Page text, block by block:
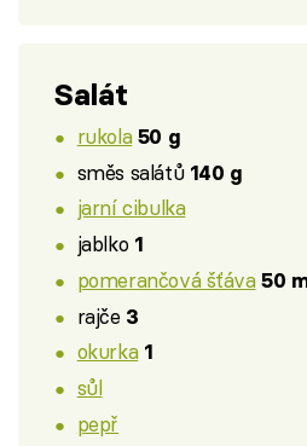
Salát
rukola 50 g
směs salátů 140 g
jarní cibulka
jablko 1
pomerančová šťáva 50
rajče 3
okurka 1
sůl
pepř